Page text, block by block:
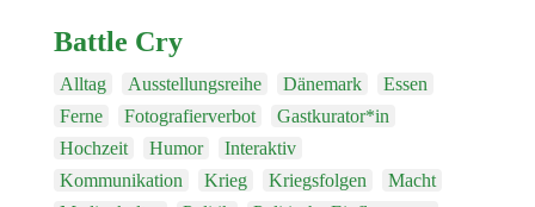
Förderer
Jahresgaben
Mitglied werden
Ausstellungen
Battle Cry
Alltag Ausstellungsreihe Dänemark
Essen
Ferne
Fotografierverbot
Gastkurator*in
Hochzeit
Humor
Interaktiv
Kommunikation
Krieg Kriegsfolgen
Macht